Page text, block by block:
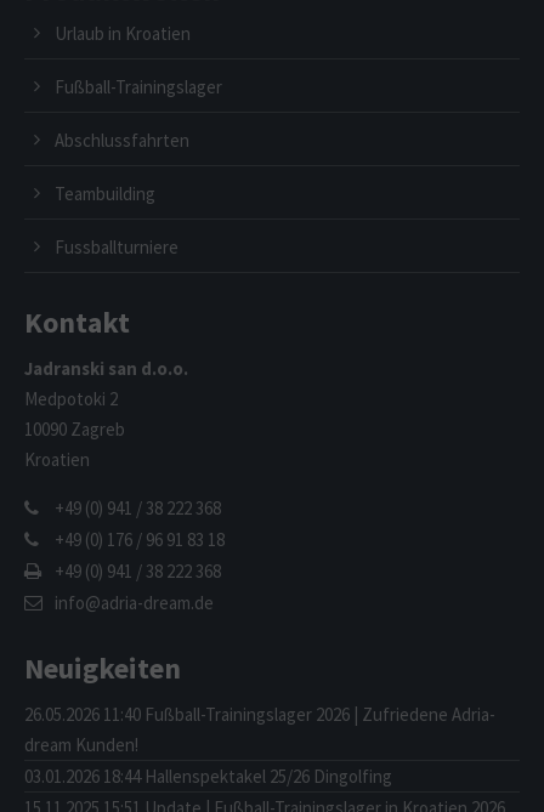
Urlaub in Kroatien
Fußball-Trainingslager
Abschlussfahrten
Teambuilding
Fussballturniere
Kontakt
Jadranski san d.o.o.
Medpotoki 2
10090 Zagreb
Kroatien
+49 (0) 941 / 38 222 368
+49 (0) 176 / 96 91 83 18
+49 (0) 941 / 38 222 368
info@adria-dream.de
Neuigkeiten
26.05.2026 11:40 Fußball-Trainingslager 2026 | Zufriedene Adria-
dream Kunden!
03.01.2026 18:44 Hallenspektakel 25/26 Dingolfing
15.11.2025 15:51 Update | Fußball-Trainingslager in Kroatien 2026